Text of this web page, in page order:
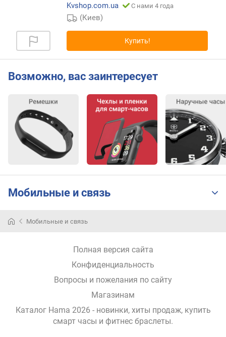
щ
и
н
с
г
)
н
е
ф
ю
Kvshop.com.ua С нами 4 года
(Киев)
Купить!
Возможно, вас заинтересует
Мобильные и связь
Мобильные и связь
Полная версия сайта
Конфиденциальность
Вопросы и пожелания по сайту
Магазинам
Каталог Hama 2026 - новинки, хиты продаж, купить
смарт часы и фитнес браслеты.